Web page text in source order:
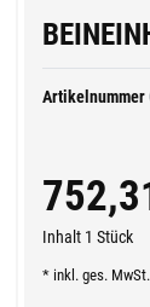
Artikelnummer
Inhalt 1 Stück
* inkl. ges.